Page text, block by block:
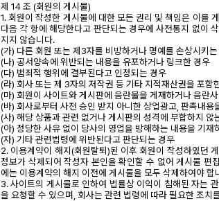
제 14 조 (회원의 게시물)
1. 회원이 작성한 게시물에 대한 모든 권리 및 책임은 이를
다음 각 항에 해당한다고 판단되는 경우에 사전통지 없이
지지 않습니다.
(가) 다른 회원 또는 제3자를 비방하거나 명예를 손상시키
(나) 공서양속에 위반되는 내용을 유포하거나 링크한 경우
(다) 범죄적 행위에 결부된다고 인정되는 경우
(라) 회사 또는 제 3자의 저작권 등 기타 지적재산권을 포함
(마) 회원이 사이트와 게시판에 음란물을 게재하거나 음란
(바) 회사로부터 사전 승인 받지 아니한 상업광고, 판촉내용
(사) 해당 상품과 관련 없거나 게시판의 성격에 부합하지 않
(아) 정당한 사유 없이 당사의 영업을 방해하는 내용을 기재
(자) 기타 관련법령에 위반된다고 판단되는 경우
2. 이용계약이 해지(회원탈퇴)된 이후 회원이 작성하였던
정보가 삭제되어 작성자 본인을 확인할 수 없어 게시물 편
에는 이용계약의 해지 이전에 게시물을 모두 삭제하여야 합
3. 사이트의 게시물로 인하여 법률상 이익이 침해된 자는
을 요청할 수 있으며, 회사는 관련 법령에 따라 필요한 조치